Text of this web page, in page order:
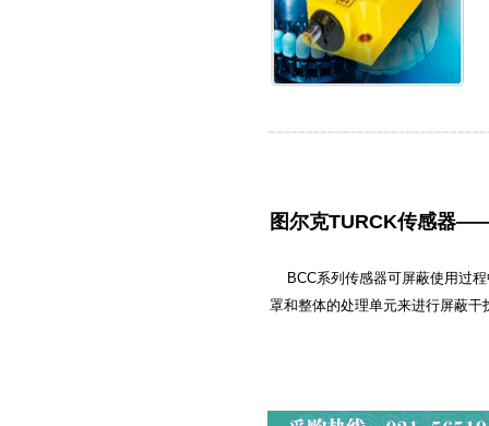
图尔克TURCK传感器
BCC系列传感器可屏蔽使用过程
罩和整体的处理单元来进行屏蔽干